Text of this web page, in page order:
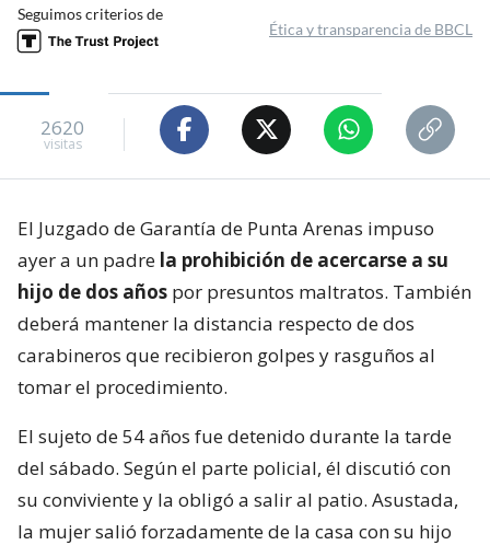
Seguimos criterios de
Ética y transparencia de BBCL
2620
visitas
El Juzgado de Garantía de Punta Arenas impuso
ayer a un padre la prohibición de acercarse a su
hijo de dos años por presuntos maltratos. También
deberá mantener la distancia respecto de dos
carabineros que recibieron golpes y rasguños al
tomar el procedimiento.
El sujeto de 54 años fue detenido durante la tarde
del sábado. Según el parte policial, él discutió con
su conviviente y la obligó a salir al patio. Asustada,
la mujer salió forzadamente de la casa con su hijo